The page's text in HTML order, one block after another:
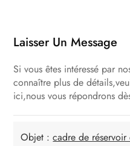
Laisser Un Message
Si vous êtes intéressé par
connaître plus de
ici,nous vous répondrons
Objet :cadre de réservoir